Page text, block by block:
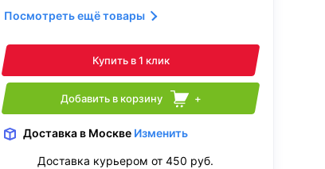
Посмотреть ещё товары
Купить в 1 клик
Добавить в корзину +
Доставка в Москве Изменить
Доставка курьером от 450 руб.